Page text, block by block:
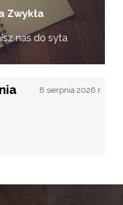
Zwykła
nas do syta
8 sierpnia 2026 r.